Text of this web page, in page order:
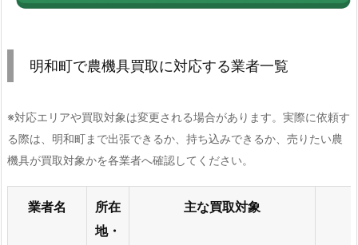
明和町で農機具買取に対応する業者一覧
※対応エリアや買取対象は変更される場合があります。実際に依頼す
る際は、明和町まで出張できるか、持ち込みできるか、売りたい農
機具が買取対象かを各業者へ確認してください。
業者名
所在
地・
主な買取対象